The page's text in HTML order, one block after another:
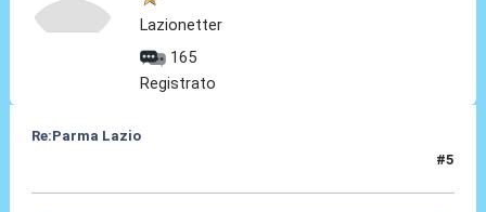
Lazionetter
165
Registrato
Re:Parma Lazio
#5